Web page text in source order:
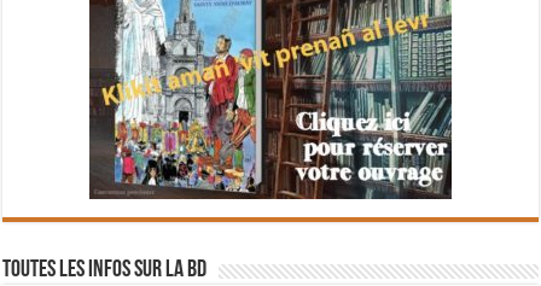
Toutes les infos sur la BD